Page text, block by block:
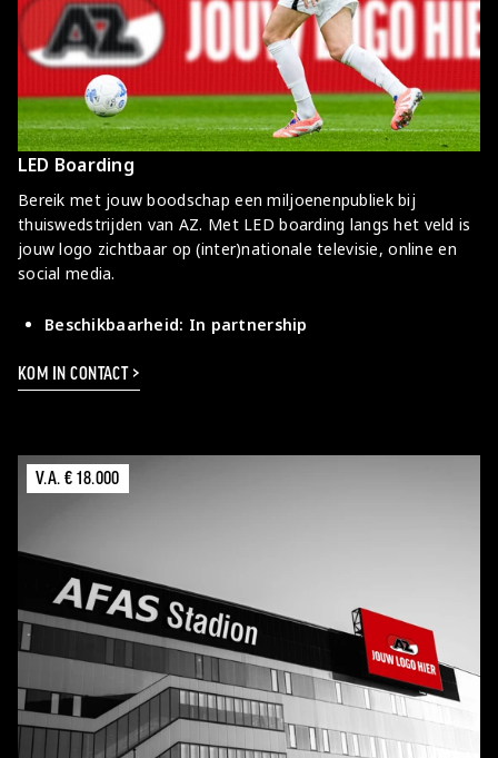
Naar AZ.nl
LED Boarding
Bereik met jouw boodschap een miljoenenpubliek bij
thuiswedstrijden van AZ. Met LED boarding langs het veld is
jouw logo zichtbaar op (inter)nationale televisie, online en
social media.
Beschikbaarheid: In partnership
KOM IN CONTACT >
V.A. € 18.000